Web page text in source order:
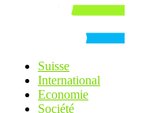
Suisse
International
Economie
Société